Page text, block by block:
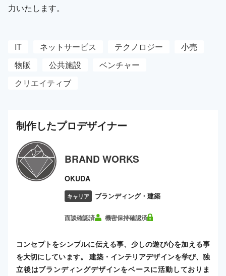
力いたします。
IT ネットサービス テクノロジー
小売
物販
公共施設
ベンチャー
クリエイティブ
制作したプロデザイナー
BRAND WORKS
OKUDA
キャリア ブランディング・建築
面談確認済 機密保持確認済
コンセプトをシンプルに伝える事、少しの遊び心を加える事
を大切にしています。 建築・インテリアデザインを学び、独
立後はブランディングデザインをベースに活動しておりま